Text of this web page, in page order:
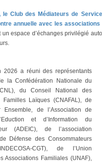
le Club des Médiateurs de
annuelle avec les associations
un espace d’échanges privilégié
2026 a réuni des représentants
la Confédération Nationale du
du Conseil National des
Familles Laïques (CNAFAL), de
Ensemble, de l’Association de
et d’Information du
(ADEIC), de l’association
Défense des Consommateurs
CGT), de l’Union
Associations Familiales (UNAF),